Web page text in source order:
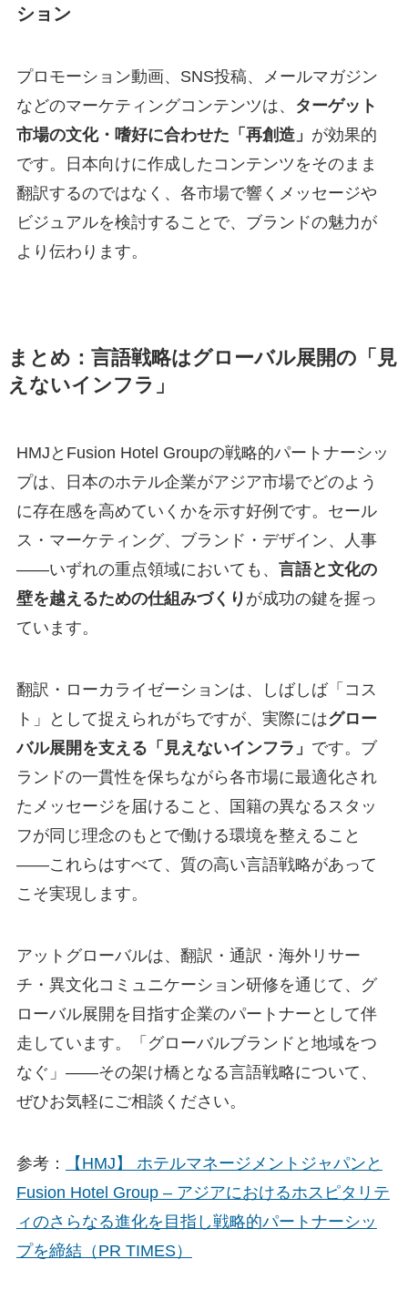
ション
プロモーション動画、SNS投稿、メールマガジン
などのマーケティングコンテンツは、
ターゲット
市場の文化・嗜好に合わせた「再創造」 が効果的
です。日本向けに作成したコンテンツをそのまま
翻訳するのではなく、各市場で響くメッセージや
ビジュアルを検討することで、ブランドの魅力が
より伝わります。
まとめ：言語戦略はグローバル展開の「見
えないインフラ」
HMJとFusion Hotel Groupの戦略的パートナーシッ
プは、日本のホテル企業がアジア市場でどのよう
に存在感を高めていくかを示す好例です。セール
ス・マーケティング、ブランド・デザイン、人事
——いずれの重点領域においても、 言語と文化の
壁を越えるための仕組みづくり が成功の鍵を握っ
ています。
翻訳・ローカライゼーションは、しばしば「コス
ト」として捉えられがちですが、実際にはグロー
バル展開を支える「見えないインフラ」 です。ブ
ランドの一貫性を保ちながら各市場に最適化され
たメッセージを届けること、国籍の異なるスタッ
フが同じ理念のもとで働ける環境を整えること
——これらはすべて、質の高い言語戦略があって
こそ実現します。
アットグローバルは、翻訳・通訳・海外リサー
チ・異文化コミュニケーション研修を通じて、グ
ローバル展開を目指す企業のパートナーとして伴
走しています。「グローバルブランドと地域をつ
なぐ」——その架け橋となる言語戦略について、
ぜひお気軽にご相談ください。
参考：
【HMJ】 ホテルマネージメントジャパンと
Fusion Hotel Group – アジアにおけるホスピタリテ
ィのさらなる進化を目指し戦略的パートナーシッ
プを締結（PR TIMES）